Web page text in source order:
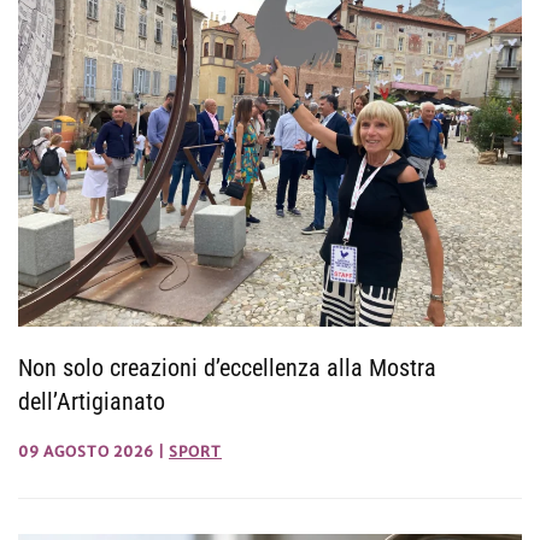
Non solo creazioni d’eccellenza alla Mostra
dell’Artigianato
09 AGOSTO 2026 SPORT